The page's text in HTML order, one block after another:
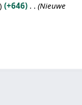
+646
Nieuwe